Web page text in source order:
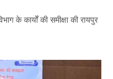
के कार्यों की समीक्षा की रायपुर